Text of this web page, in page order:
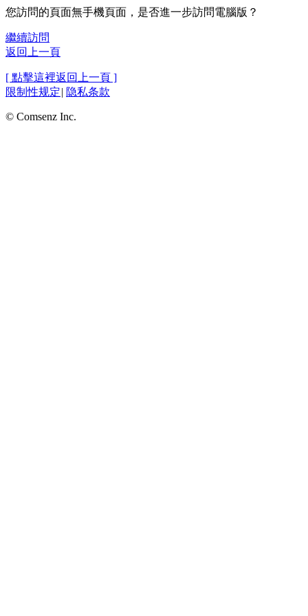
您訪問的頁面無手機頁面，是否進一步訪問電腦版？
繼續訪問
返回上一頁
[ 點擊這裡返回上一頁 ]
限制性规定| 隐私条款
© Comsenz Inc.